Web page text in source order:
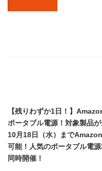
【残りわずか1 日！ 】
ポータブル電源！ 対象製品
10月 18 日（水）までAmazon
可能！人気のポータブル電源
同時開催！